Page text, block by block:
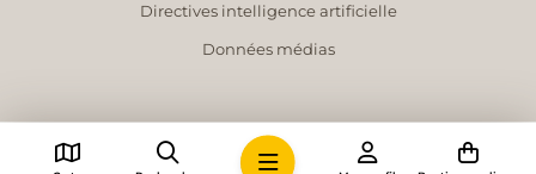
Directives intelligence artificielle
Données médias